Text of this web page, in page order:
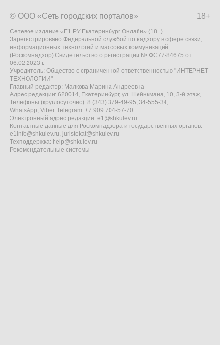
18+
© ООО «Сеть городских порталов»
Сетевое издание «Е1.РУ Екатеринбург Онлайн» (18+)
Зарегистрировано Федеральной службой по надзору в сфере связи,
информационных технологий и массовых коммуникаций
(Роскомнадзор) Свидетельство о регистрации № ФС77-84675 от
06.02.2023 г.
Учредитель: Общество с ограниченной ответственностью "ИНТЕРНЕТ
ТЕХНОЛОГИИ"
Главный редактор: Малкова Марина Андреевна
Адрес редакции: 620014, Екатеринбург, ул. Шейнкмана, 10, 3-й этаж,
Телефоны (круглосуточно): 8 (343) 379-49-95, 34-555-34,
WhatsApp, Viber, Telegram: +7 909 704-57-70
Электронный адрес редакции: e1@shkulev.ru
Контактные данные для Роскомнадзора и государственных органов:
e1info@shkulev.ru, juristekat@shkulev.ru
Техподдержка: help@shkulev.ru
Рекомендательные системы